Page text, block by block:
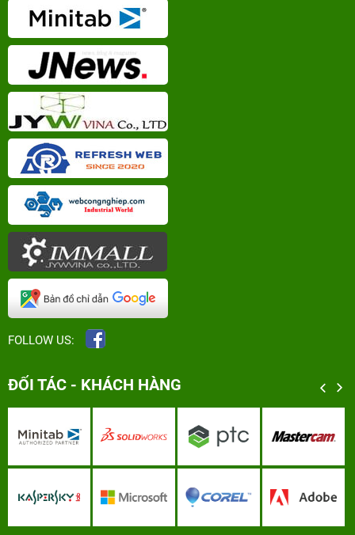
FOLLOW US:
ĐỐI TÁC - KHÁCH HÀNG